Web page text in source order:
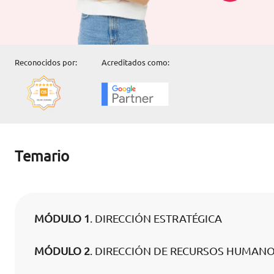
Reconocidos por: Acreditados como:
Temario
MÓDULO 1. DIRECCIÓN ESTRATÉGICA
MÓDULO 2. DIRECCIÓN DE RECURSOS